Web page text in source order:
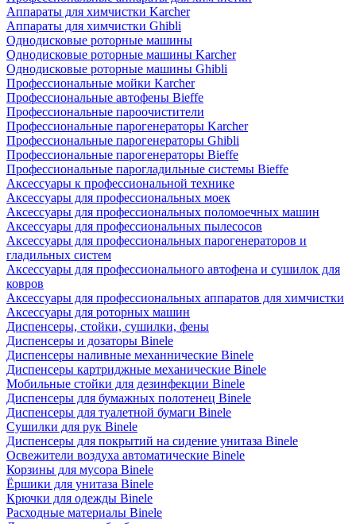
Аппараты для химчистки Karcher
Аппараты для химчистки Ghibli
Однодисковые роторные машины
Однодисковые роторные машины Karcher
Однодисковые роторные машины Ghibli
Профессиональные мойки Karcher
Профессиональные автофены Bieffe
Профессиональные пароочистители
Профессиональные парогенераторы Karcher
Профессиональные парогенераторы Ghibli
Профессиональные парогенераторы Bieffe
Профессиональные парогладильные системы Bieffe
Аксессуары к профессиональной технике
Аксессуары для профессиональных моек
Аксессуары для профессиональных поломоечных машин
Аксессуары для профессиональных пылесосов
Аксессуары для профессиональных парогенераторов и
гладильных систем
Аксессуары для профессионального автофена и сушилок для
ковров
Аксессуары для профессиональных аппаратов для химчистки
Аксессуары для роторных машин
Диспенсеры, стойки, сушилки, фены
Диспенсеры и дозаторы Binele
Диспенсеры наливные механнические Binele
Диспенсеры картриджные механические Binele
Мобильные стойки для дезинфекции Binele
Диспенсеры для бумажных полотенец Binele
Диспенсеры для туалетной бумаги Binele
Сушилки для рук Binele
Диспенсеры для покрытий на сидение унитаза Binele
Освежители воздуха автоматические Binele
Корзины для мусора Binele
Ёршики для унитаза Binele
Крючки для одежды Binele
Расходные материалы Binele